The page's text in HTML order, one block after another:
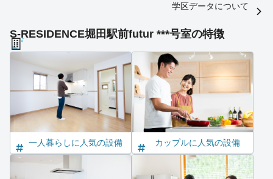
学区データについて
S-RESIDENCE堀田駅前futur ***号室の特徴
一人暮らしに人気の設備 カップルに人気の設備